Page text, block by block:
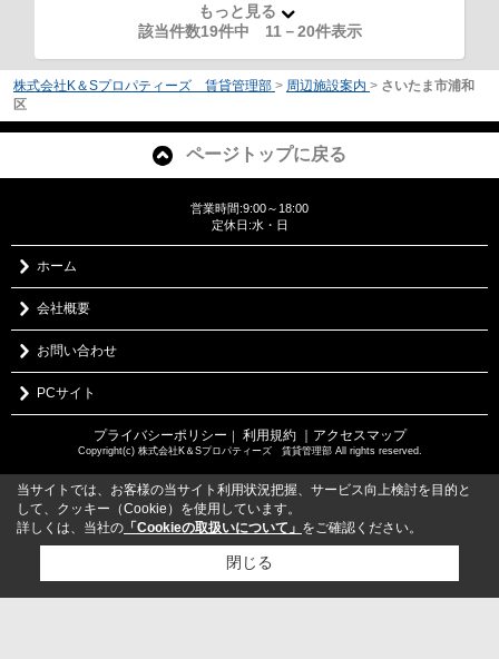
もっと見る
該当件数19件中 11 －20件表示
株式会社K＆Sプロパティーズ 賃貸管理部 > 周辺施設案内 > さいたま市浦和
区
ページトップに戻る
営業時間:9:00～18:00
定休日:水・日
ホーム
会社概要
お問い合わせ
PCサイト
プライバシーポリシー ｜ 利用規約 ｜アクセスマップ
Copyright(c) 株式会社K＆Sプロパティーズ 賃貸管理部 All rights reserved.
当サイトでは、お客様の当サイト利用状況把握、サービス向上検討を目的と
して、クッキー（Cookie）を使用しています。
詳しくは、当社の 「Cookieの取扱いについて」 をご確認ください。
閉じる